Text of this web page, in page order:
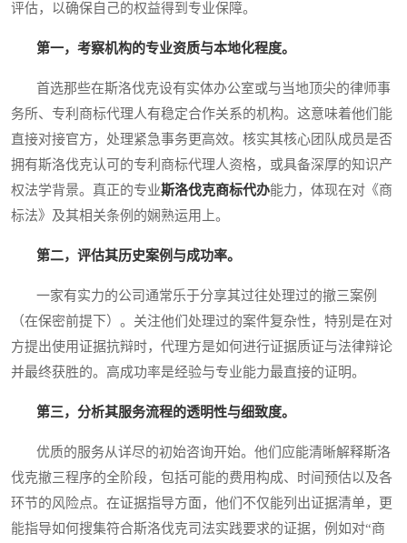
评估，以确保自己的权益得到专业保障。
第一，考察机构的专业资质与本地化程度。
首选那些在斯洛伐克设有实体办公室或与当地顶尖的律师事
务所、专利商标代理人有稳定合作关系的机构。这意味着他们能
直接对接官方，处理紧急事务更高效。核实其核心团队成员是否
拥有斯洛伐克认可的专利商标代理人资格，或具备深厚的知识产
权法学背景。真正的专业斯洛伐克商标代办能力，体现在对《商
标法》及其相关条例的娴熟运用上。
第二，评估其历史案例与成功率。
一家有实力的公司通常乐于分享其过往处理过的撤三案例
（在保密前提下）。关注他们处理过的案件复杂性，特别是在对
方提出使用证据抗辩时，代理方是如何进行证据质证与法律辩论
并最终获胜的。高成功率是经验与专业能力最直接的证明。
第三，分析其服务流程的透明性与细致度。
优质的服务从详尽的初始咨询开始。他们应能清晰解释斯洛
伐克撤三程序的全阶段，包括可能的费用构成、时间预估以及各
环节的风险点。在证据指导方面，他们不仅能列出证据清单，更
能指导如何搜集符合斯洛伐克司法实践要求的证据，例如对“商